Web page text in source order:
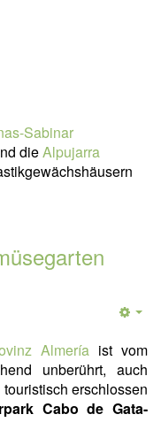
Sabinar
dieAlpujarra
Almería ist vom
unberührt, auch
erschlossen
Cabo de Gata-